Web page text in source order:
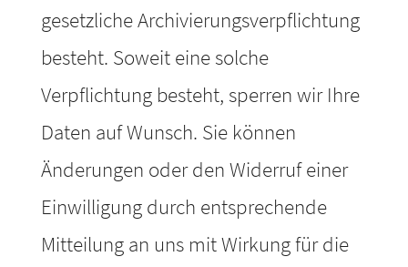
gesetzliche Archivierungsverpflichtung
besteht. Soweit eine solche
Verpflichtung besteht, sperren wir Ihre
Daten auf Wunsch. Sie können
Änderungen oder den Widerruf einer
Einwilligung durch entsprechende
Mitteilung an uns mit Wirkung für die